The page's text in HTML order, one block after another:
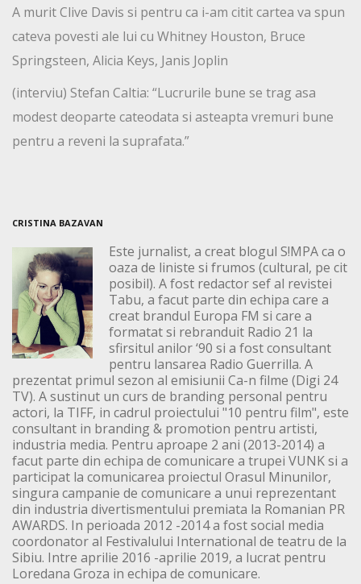
A murit Clive Davis si pentru ca i-am citit cartea va spun
cateva povesti ale lui cu Whitney Houston, Bruce
Springsteen, Alicia Keys, Janis Joplin
(interviu) Stefan Caltia: “Lucrurile bune se trag asa
modest deoparte cateodata si asteapta vremuri bune
pentru a reveni la suprafata.”
CRISTINA BAZAVAN
Este jurnalist, a creat blogul S!MPA ca o
oaza de liniste si frumos (cultural, pe cit
posibil). A fost redactor sef al revistei
Tabu, a facut parte din echipa care a
creat brandul Europa FM si care a
formatat si rebranduit Radio 21 la
sfirsitul anilor ‘90 si a fost consultant
pentru lansarea Radio Guerrilla. A
prezentat primul sezon al emisiunii Ca-n filme (Digi 24
TV). A sustinut un curs de branding personal pentru
actori, la TIFF, in cadrul proiectului "10 pentru film", este
consultant in branding & promotion pentru artisti,
industria media. Pentru aproape 2 ani (2013-2014) a
facut parte din echipa de comunicare a trupei VUNK si a
participat la comunicarea proiectul Orasul Minunilor,
singura campanie de comunicare a unui reprezentant
din industria divertismentului premiata la Romanian PR
AWARDS. In perioada 2012 -2014 a fost social media
coordonator al Festivalului International de teatru de la
Sibiu. Intre aprilie 2016 -aprilie 2019, a lucrat pentru
Loredana Groza in echipa de comunicare.